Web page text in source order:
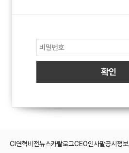
CI 연혁비전뉴스카탈로그CEO인사말공시정보